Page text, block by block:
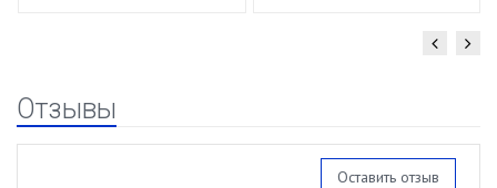
Отзывы
Оставить отзыв